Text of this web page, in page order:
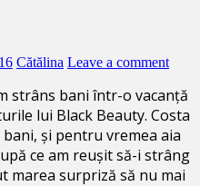
Cătălina Leave a comment
strâns bani într-o vacanță
lui Black Beauty. Costa
și pentru vremea aia
ce am reușit să-i strâng
marea surpriză să nu mai